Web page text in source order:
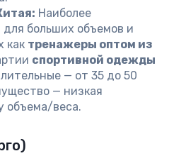
Наиболее
больших объемов и
как тренажеры оптом из
спортивной одежды
— от 35 до 50
— низкая
объема/веса.